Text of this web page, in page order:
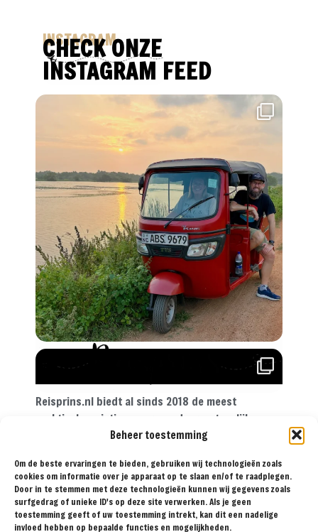
Beheer toestemming
Om de beste ervaringen te bieden, gebruiken wij technologieën zoals
cookies om informatie over je apparaat op te slaan en/of te raadplegen.
Door in te stemmen met deze technologieën kunnen wij gegevens zoals
surfgedrag of unieke ID's op deze site verwerken. Als je geen
toestemming geeft of uw toestemming intrekt, kan dit een nadelige
invloed hebben op bepaalde functies en mogelijkheden.
INSTAGRAM
CHECK ONZE
INSTAGRAM FEED
Reisprins.nl biedt al sinds 2018 de meest
praktische reistips aan voor de avontuurlijke
reiziger. Met onze tips, reisroutes en
BESTEMMINGEN
TIPSREISVERSLAGEN
OVER
ONS
SAMENWERKEN